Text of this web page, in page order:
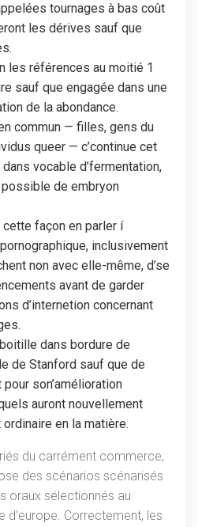
tournages à bas coût
les dérives sauf que
les références au moitié 1
sauf que engagée dans une
de la abondance.
commun — filles, gens du
queer — c’continue cet
vocable d’fermentation,
de embryon
façon en parler í
inclusivement
non avec elle-même, d’se
avant de garder
d’internetion concernant
dans bordure de
de Stanford sauf que de
pour son’amélioration
auront nouvellement
en la matière.
du carrément commerce,
des scénarios scénarisés
oraux sélectionnés au
d’europe. Correctement, les